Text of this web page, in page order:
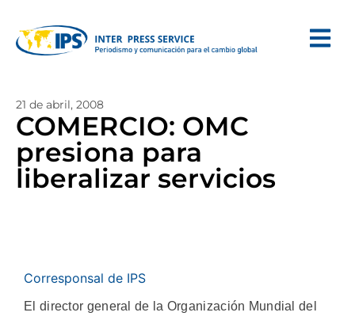
21 de abril, 2008
COMERCIO: OMC
presiona para
liberalizar servicios
Corresponsal de IPS
El director general de la Organización Mundial del